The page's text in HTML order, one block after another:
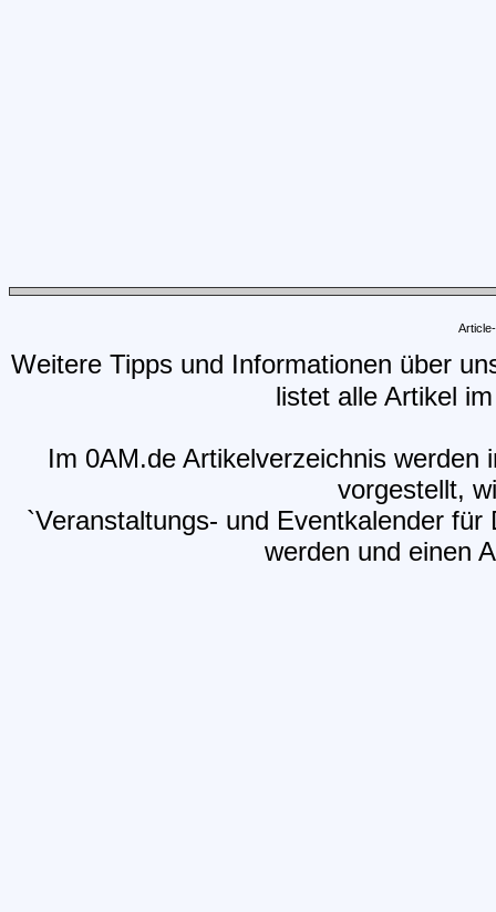
Weitere Tipps und Informationen über
listet alle Artikel
Im 0AM.de Artikelverzeichnis
vorgestellt,
`Veranstaltungs- und Eventkalender
werden und einen